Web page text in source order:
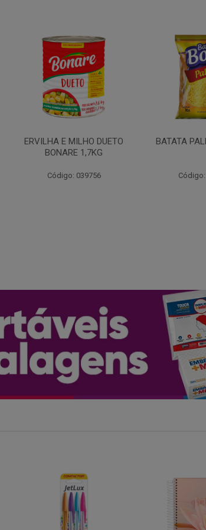
BATATA PALHA BOA 1KG
Código: 052647